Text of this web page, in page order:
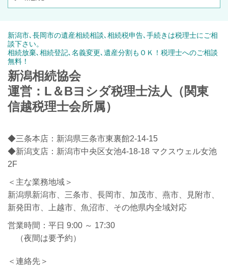
新潟市､長岡市の遺産相続相談､相続税申告､手続きは税理士にご相
談下さい。
相続放棄､相続登記､名義変更､遺産分割もＯＫ！税理士へのご相談
無料！
新潟相続協会
運営：L＆Bヨシダ税理士法人（関東
信越税理士会所属）
◆三条本店：新潟県三条市東裏館2-14-15
◆新潟支店：新潟市中央区女池4-18-18 マクスウェル女池
2F
＜主な業務地域＞
新潟県新潟市、三条市、長岡市、加茂市、燕市、見附市、
新発田市、上越市、魚沼市、その他県内全域対応
営業時間：平日 9:00 ～ 17:30
（夜間は要予約）
＜連絡先＞